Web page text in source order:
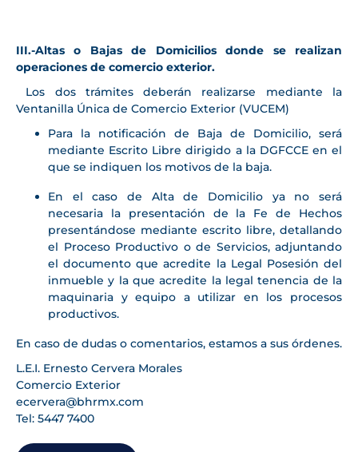
III.-Altas o Bajas de Domicilios donde se realizan
operaciones de comercio exterior.
Los dos trámites deberán realizarse mediante la
Ventanilla Única de Comercio Exterior (VUCEM)
Para la notificación de Baja de Domicilio, será
mediante Escrito Libre dirigido a la DGFCCE en el
que se indiquen los motivos de la baja.
En el caso de Alta de Domicilio ya no será
necesaria la presentación de la Fe de Hechos
presentándose mediante escrito libre, detallando
el Proceso Productivo o de Servicios, adjuntando
el documento que acredite la Legal Posesión del
inmueble y la que acredite la legal tenencia de la
maquinaria y equipo a utilizar en los procesos
productivos.
En caso de dudas o comentarios, estamos a sus órdenes.
L.E.I. Ernesto Cervera Morales
Comercio Exterior
ecervera@bhrmx.com
Tel: 5447 7400